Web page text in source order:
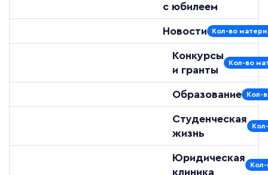
с юбилеем
Новости Кол-во
Конкурсы
и гранты
Кол-во
Образование Кол-
Студенческая
жизнь
Юридическая
клиника
Кол-